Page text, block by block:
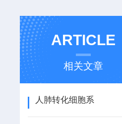
ARTICLE
相关文章
人肺转化细胞系